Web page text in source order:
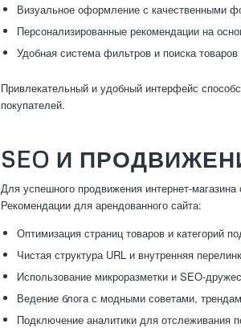
Визуальное оформление с качественными
Персонализированные рекомендации на
Удобная система фильтров и поиска товаров
Привлекательный и удобный интерфейс
покупателей.
SEO И
Для успешного продвижения интернет-
Рекомендации для арендованного сайта:
Оптимизация страниц товаров и категорий
Чистая структура URL и внутренняя
Использование микроразметки и SEO-
Ведение блога с модными советами,
Подключение аналитики для отслеживания